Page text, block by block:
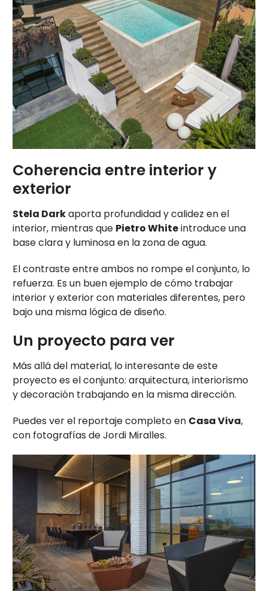
Coherencia entre interior y
exterior
Stela Darkaporta profundidad y calidez en el
interior, mientras que Pietro Whiteintroduce una
base clara y luminosa en la zona de agua.
El contraste entre ambos no rompe el conjunto, lo
refuerza. Es un buen ejemplo de cómo trabajar
interior y exterior con materiales diferentes, pero
bajo una misma lógica de diseño.
Un proyecto para ver
Más allá del material, lo interesante de este
proyecto es el conjunto: arquitectura, interiorismo
y decoración trabajando en la misma dirección.
Puedes ver el reportaje completo en Casa Viva,
con fotografías de Jordi Miralles.